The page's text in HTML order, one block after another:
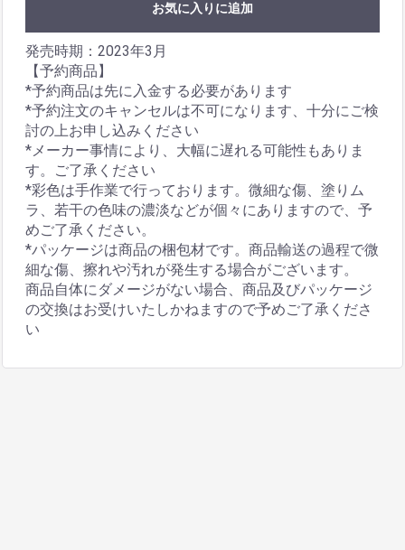
お気に入りに追加
発売時期：2023年3月
【予約商品】
*予約商品は先に入金する必要があります
*予約注文のキャンセルは不可になります、十分にご検
討の上お申し込みください
*メーカー事情により、大幅に遅れる可能性もありま
す。ご了承ください
*彩色は手作業で行っております。微細な傷、塗りム
ラ、若干の色味の濃淡などが個々にありますので、予
めご了承ください。
*パッケージは商品の梱包材です。商品輸送の過程で微
細な傷、擦れや汚れが発生する場合がございます。
商品自体にダメージがない場合、商品及びパッケージ
の交換はお受けいたしかねますので予めご了承くださ
い